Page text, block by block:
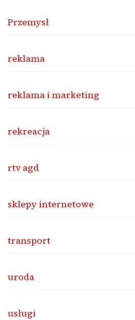
Przemysł
reklama
reklama i marketing
rekreacja
rtv agd
sklepy internetowe
transport
uroda
usługi